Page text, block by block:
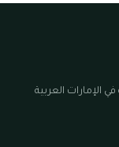
الإمارات العربية